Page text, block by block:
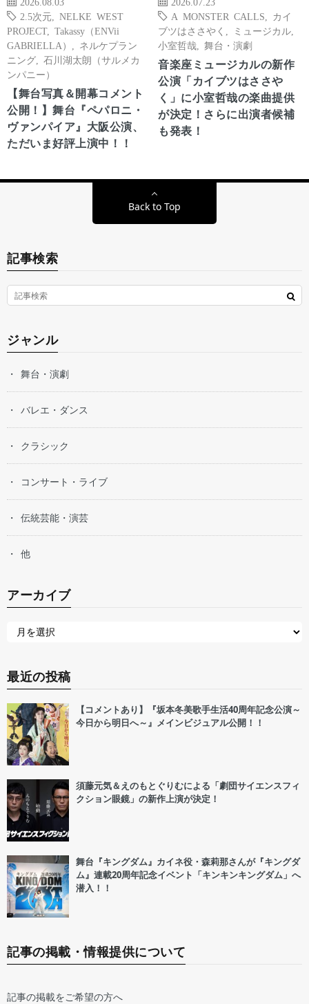
2.5次元
NELKE WEST
PROJECT, Takassy（ENVii
GABRIELLA）
ネルケプラン
ニング
石川湖太朗（サルメカ
ンパニー）
【舞台写真＆開幕コメント
公開！】舞台『ペパロニ・
ヴァンパイア』大阪公演、
ただいま好評上演中！！
A MONSTER CALLS
カイ
ブツはささやく
ミュージカル
小室哲哉
舞台・演劇
音楽座ミュージカルの新作
公演「カイブツはささや
く」に小室哲哉の楽曲提供
が決定！さらに出演者候補
も発表！
Back to Top
記事検索
ジャンル
舞台・演劇
バレエ・ダンス
クラシック
コンサート・ライブ
伝統芸能・演芸
他
アーカイブ
最近の投稿
【コメントあり】『坂本冬美歌手生活40周年記念公演～
今日から明日へ～』メインビジュアル公開！！
須藤元気＆えのもとぐりむによる「劇団サイエンスフィ
クション眼鏡」の新作上演が決定！
舞台『キングダム』カイネ役・森莉那さんが『キングダ
ム』連載20周年記念イベント「キンキンキングダム」へ
潜入！！
記事の掲載・情報提供について
記事の掲載をご希望の方へ